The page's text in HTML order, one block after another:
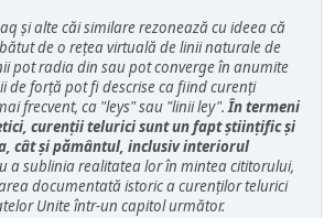
și alte căi similare rezonează cu ideea că
de o rețea virtuală de linii naturale de
pot radia din sau pot converge în anumite
de forță pot fi descrise ca fiind curenți
frecvent, ca "leys" sau "linii ley".În termeni
curenții telurici sunt un fapt științific și
cât și pământul, inclusiv interiorul
a sublinia realitatea lor în mintea cititorului,
documentată istoric a curenților telurici
Unite într-un capitol următor.